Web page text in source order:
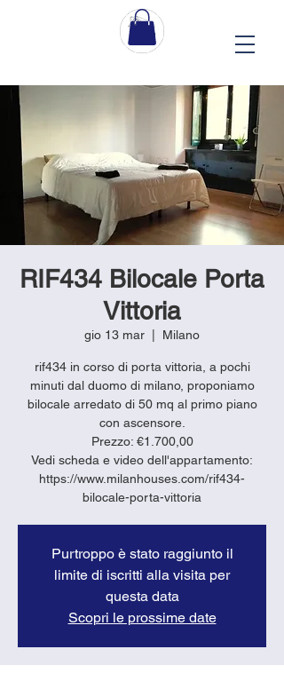
RIF434 Bilocale Porta
Vittoria
gio 13 mar Milano
rif434 in corso di porta vittoria, a pochi
minuti dal duomo di milano, proponiamo
bilocale arredato di 50 mq al primo piano
con ascensore.
Prezzo: €1.700,00
Vedi scheda e video dell'appartamento:
https://www.milanhouses.com/rif434-
bilocale-porta-vittoria
Purtroppo è stato raggiunto il
limite di iscritti alla visita per
questa data
Scopri le prossime date